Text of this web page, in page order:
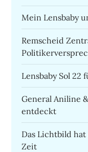
Mein Lensbaby
Remscheid
Lensbaby Sol
General Aniline
entdeckt
Das Lichtbild
Zeit